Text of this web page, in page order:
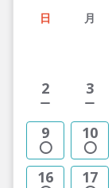
日 月
2 3
9 10
16 17